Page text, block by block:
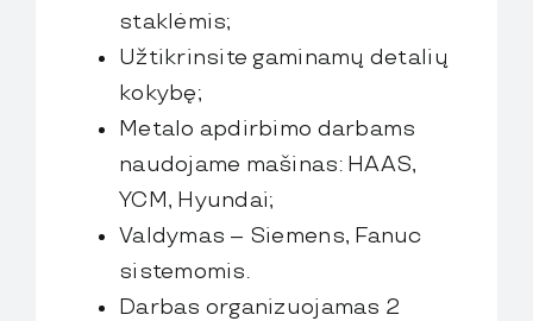
Let’s talk
staklėmis;
Užtikrinsite gaminamų detalių
kokybę;
Metalo apdirbimo darbams
naudojame mašinas: HAAS,
YCM, Hyundai;
Valdymas – Siemens, Fanuc
sistemomis.
Darbas organizuojamas 2